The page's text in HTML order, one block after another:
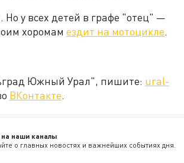
у всех детей в графе "отец" —
хоромам ездит на мотоцикле.
Южный Урал", пишите: ural-
ВКонтакте.
наши каналы
о главных новостях и важнейших событиях дня.